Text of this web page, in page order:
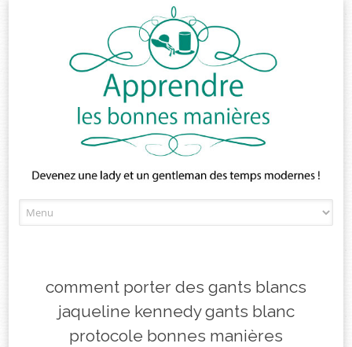
to
comment porter des gants blancs
jaqueline kennedy gants blanc
protocole bonnes manières